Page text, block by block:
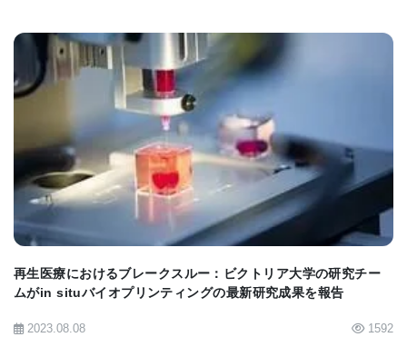
BIOMARKET JP
再生医療におけるブレークスルー：ビクトリア大学の研究チー
ムがin situバイオプリンティングの最新研究成果を報告
2023.08.08 1592